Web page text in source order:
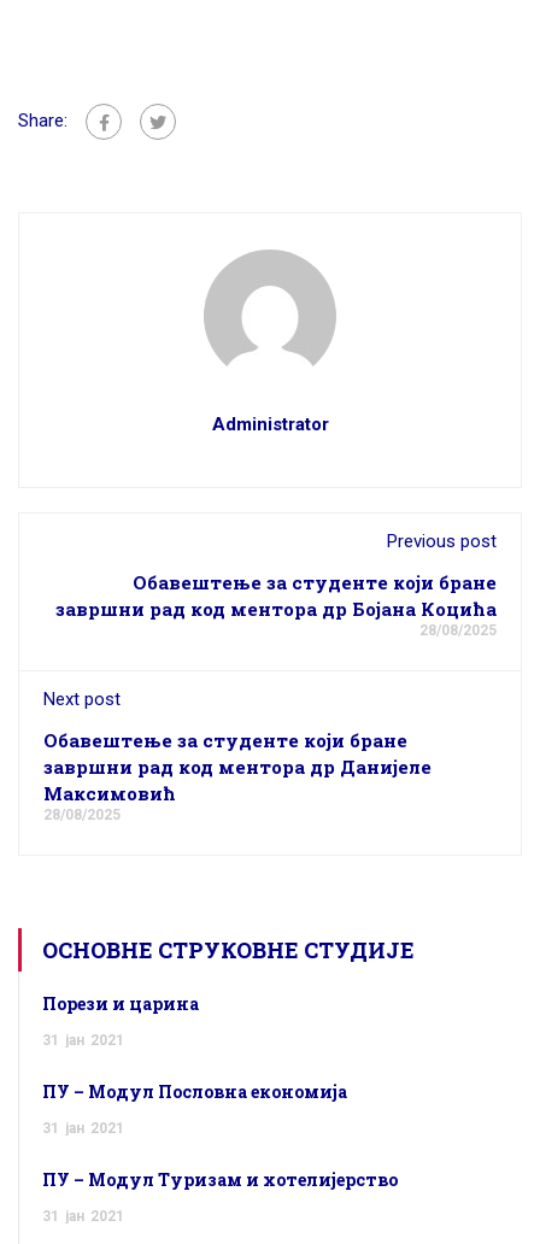
Share:
Administrator
Previous post
Обавештење за студенте који бране
завршни рад код ментора др Бојана Коцића
28/08/2025
Next post
Обавештење за студенте који бране
завршни рад код ментора др Данијеле
Максимовић
28/08/2025
ОСНОВНЕ СТРУКОВНЕ СТУДИЈЕ
Порези и царина
31 јан 2021
ПУ – Модул Пословна економија
31 јан 2021
ПУ – Модул Туризам и хотелијерство
31 јан 2021